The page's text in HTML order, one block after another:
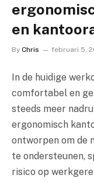
en
By Chris februari 5,
In de huidige
comfortabel en
steeds meer
ergonomisch
ontworpen om de
te ondersteunen,
risico op